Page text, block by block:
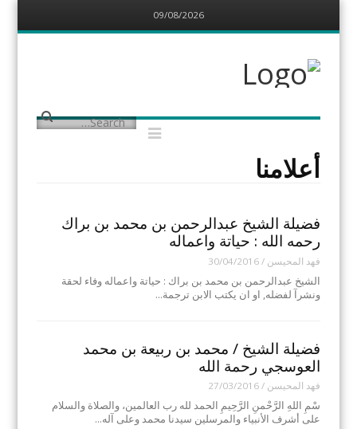
09/08/2026
Menu
Skip
content
مركز البدارين
Menu
Skip
content
Search
أعلامنا
فضيلة الشيخ عبدالرحمن بن محمد بن براك
رحمه الله : حياتة واعماله
فهد المحيسن /
30/04/2016
الشيخ عبدالرحمن بن محمد بن براك : حياتة واعماله وفاء لحقة
ونشرآ لفضله, او ان يكتب الابن ترجمة…
فضيلة الشيخ / محمد بن ربيعة بن محمد
العوسجي رحمة الله
فهد المحيسن /
27/03/2016
سْمِ اللهِ الرَّحْمنِ الرَّحِيمِ الحمد لله رب العالمين، والصلاة والسلام
على أشرف الأنبياء والمرسلين سيدنا محمد وعلى آله…